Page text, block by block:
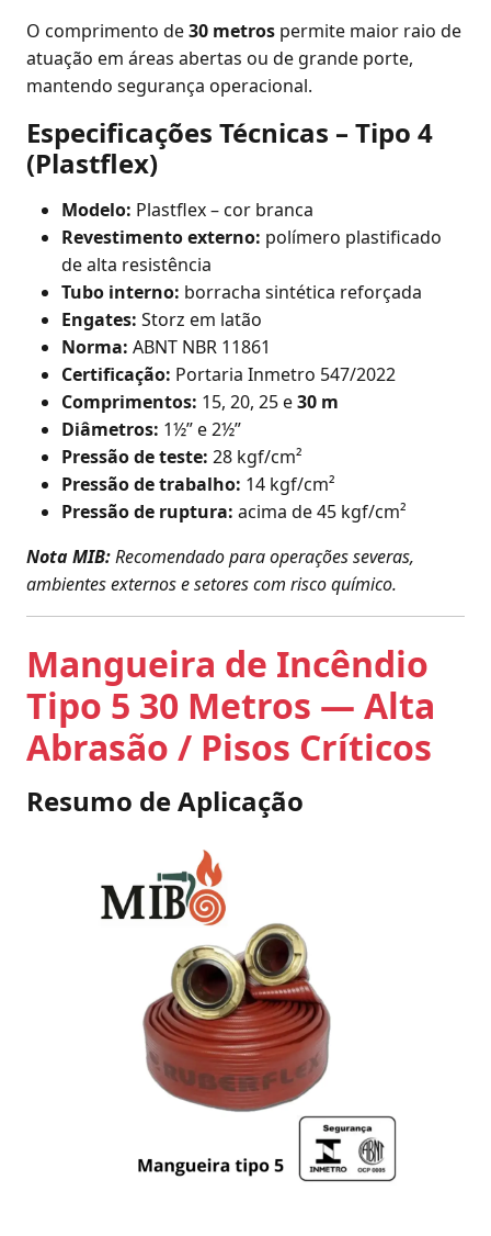
O comprimento de30 metros permite maior raio de
atuação em áreas abertas ou de grande porte,
mantendo segurança operacional.
Especificações Técnicas – Tipo 4
(Plastflex)
Modelo: Plastflex – cor branca
Revestimento externo: polímero plastificado
de alta resistência
Tubo interno: borracha sintética reforçada
Engates: Storz em latão
Norma: ABNT NBR 11861
Certificação: Portaria Inmetro 547/2022
Comprimentos: 15, 20, 25 e30 m
Diâmetros: 1½” e 2½”
Pressão de teste: 28 kgf/cm²
Pressão de trabalho: 14 kgf/cm²
Pressão de ruptura: acima de 45 kgf/cm²
Nota MIB:Recomendado para operações severas,
ambientes externos e setores com risco químico.
Mangueira de Incêndio
Tipo 5 30 Metros — Alta
Abrasão / Pisos Críticos
Resumo de Aplicação